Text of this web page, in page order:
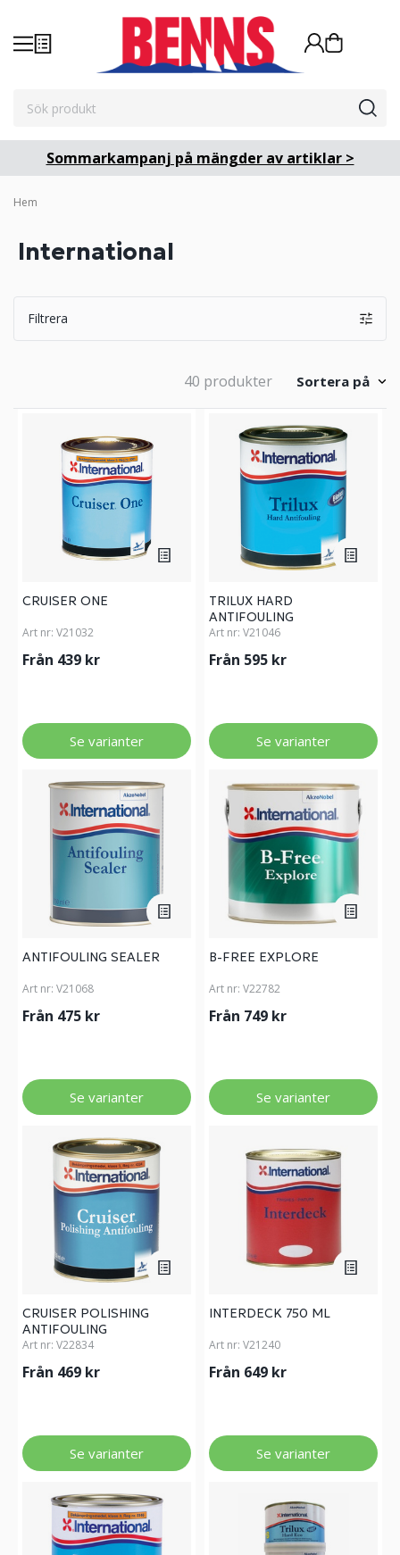
Sommarkampanj på mängder av artiklar >
Hem
International
Filtrera
40 produkter Sortera på
CRUISER ONE
Art nr: V21032
Från 439 kr
Se varianter
TRILUX HARD
ANTIFOULING
Art nr: V21046
Från 595 kr
Se varianter
ANTIFOULING SEALER
Art nr: V21068
Från 475 kr
Se varianter
B-FREE EXPLORE
Art nr: V22782
Från 749 kr
Se varianter
CRUISER POLISHING
ANTIFOULING
Art nr: V22834
Från 469 kr
Se varianter
INTERDECK 750 ML
Art nr: V21240
Från 649 kr
Se varianter